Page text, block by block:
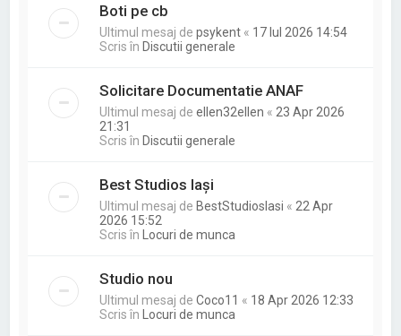
Boti pe cb
Ultimul mesaj depsykent « 17 Iul 2026 14:54
Scris înDiscutii generale
Solicitare Documentatie ANAF
Ultimul mesaj deellen32ellen « 23 Apr 2026
21:31
Scris înDiscutii generale
Best Studios Iași
Ultimul mesaj deBestStudiosIasi « 22 Apr
2026 15:52
Scris înLocuri de munca
Studio nou
Ultimul mesaj deCoco11 « 18 Apr 2026 12:33
Scris înLocuri de munca